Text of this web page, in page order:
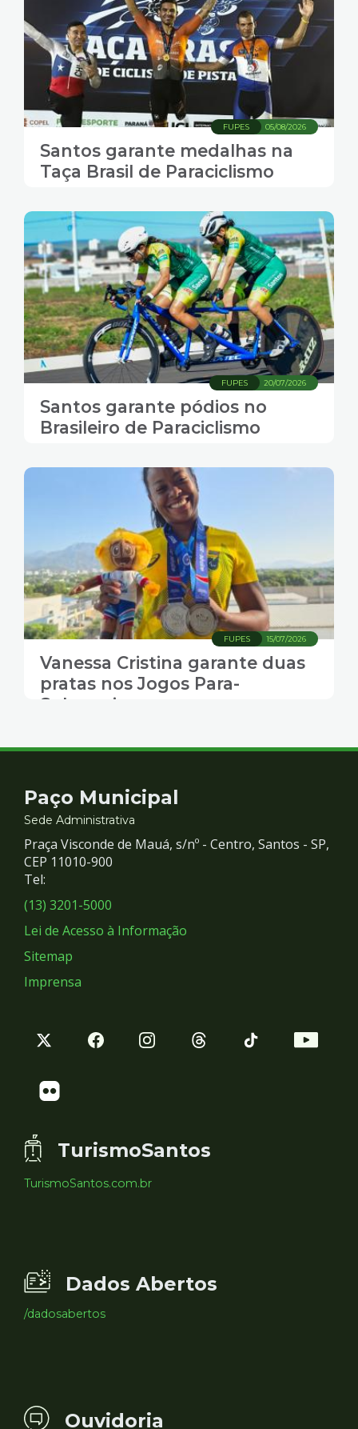
05/08/2026
FUPES
Santos garante medalhas na
Taça Brasil de Paraciclismo
20/07/2026
FUPES
Santos garante pódios no
Brasileiro de Paraciclismo
15/07/2026
FUPES
Vanessa Cristina garante duas
pratas nos Jogos Para-
Sulamericanos
Contato
e
Redes
Sociais
Paço Municipal
Sede Administrativa
Praça Visconde de Mauá, s/nº - Centro, Santos - SP,
CEP 11010-900
Tel:
(13) 3201-5000
Lei de Acesso à Informação
Sitemap
Imprensa
TurismoSantos
TurismoSantos.com.br
Dados Abertos
/dadosabertos
Ouvidoria